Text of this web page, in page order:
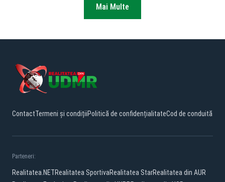
Mai Multe
ContactTermeni și condițiiPolitică de confidențialitateCod de conduită
Parteneri:
Realitatea.NETRealitatea SportivaRealitatea StarRealitatea din AUR